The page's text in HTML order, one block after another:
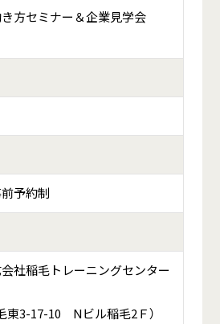
方セミナー＆企業見学会
予約制
社稲毛トレーニングセンター
東3-17-10 Nビル稲毛2Ｆ）